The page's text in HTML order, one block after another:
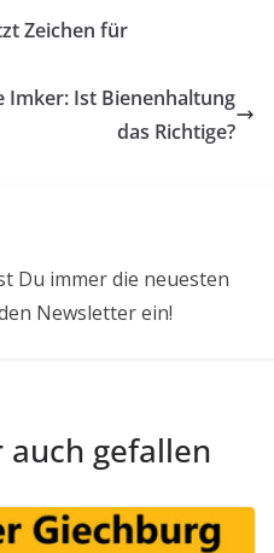
Zeichen für
Imker: Ist Bienenhaltung
das Richtige?
Du immer die neuesten
Newsletter ein!
gefallen